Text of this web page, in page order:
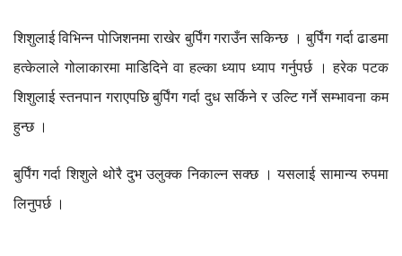
शिशुलाई विभिन्न पोजिशनमा राखेर बुर्पिंग गराउँन सकिन्छ । बुर्पिंग गर्दा ढाडमा
हत्केलाले गोलाकारमा माडिदिने वा हल्का ध्याप ध्याप गर्नुपर्छ । हरेक पटक
शिशुलाई स्तनपान गराएपछि बुर्पिंग गर्दा दुध सर्किने र उल्टि गर्ने सम्भावना कम
हुन्छ ।
बुर्पिंग गर्दा शिशुले थोरै दुभ उलुक्क निकाल्न सक्छ । यसलाई सामान्य रुपमा
लिनुपर्छ ।